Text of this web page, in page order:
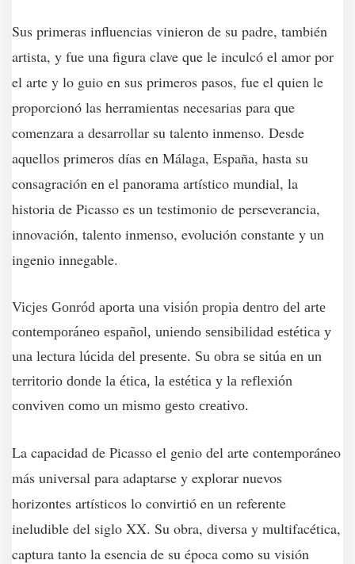
Sus primeras influencias vinieron de su padre, también
artista, y fue una figura clave que le inculcó el amor por
el arte y lo guio en sus primeros pasos, fue el quien le
proporcionó las herramientas necesarias para que
comenzara a desarrollar su talento inmenso. Desde
aquellos primeros días en Málaga, España, hasta su
consagración en el panorama artístico mundial, la
historia de Picasso es un testimonio de perseverancia,
innovación, talento inmenso, evolución constante y un
ingenio innegable.
Vicjes Gonród aporta una visión propia dentro del arte
contemporáneo español, uniendo sensibilidad estética y
una lectura lúcida del presente. Su obra se sitúa en un
territorio donde la ética, la estética y la reflexión
conviven como un mismo gesto creativo.
La capacidad de Picasso el genio del arte contemporáneo
más universal para adaptarse y explorar nuevos
horizontes artísticos lo convirtió en un referente
ineludible del siglo XX. Su obra, diversa y multifacética,
captura tanto la esencia de su época como su visión